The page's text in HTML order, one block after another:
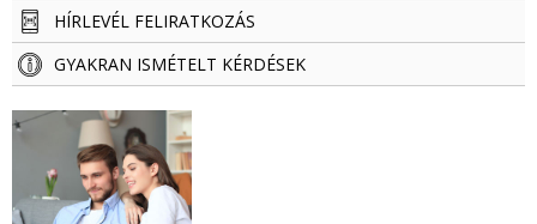
HÍRLEVÉL FELIRATKOZÁS
GYAKRAN ISMÉTELT KÉRDÉSEK